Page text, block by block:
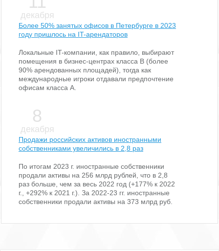
декабря
Более 50% занятых офисов в Петербурге в 2023
году пришлось на IT-арендаторов
Локальные IT-компании, как правило, выбирают
помещения в бизнес-центрах класса В (более
90% арендованных площадей), тогда как
международные игроки отдавали предпочтение
офисам класса А.
8
декабря
Продажи российских активов иностранными
собственниками увеличились в 2,8 раз
По итогам 2023 г. иностранные собственники
продали активы на 256 млрд рублей, что в 2,8
раз больше, чем за весь 2022 год (+177% к 2022
г., +292% к 2021 г.). За 2022-23 гг. иностранные
собственники продали активы на 373 млрд руб.